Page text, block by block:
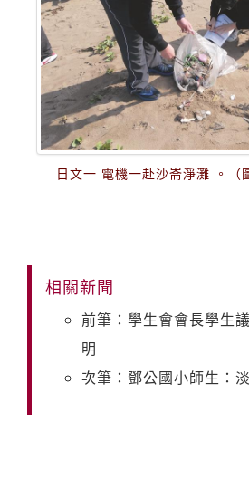
日文一 電機一赴沙崙淨灘 。（
相關新聞
前筆：學生會會長學生
明
次筆：鄧公國小師生：